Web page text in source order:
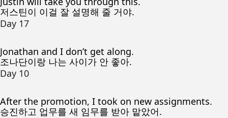
저스틴이 이걸 잘 설명해 줄 거야.
Day 17
Jonathan and I don’t get along.
조나단이랑 나는 사이가 안 좋아.
Day 10
After the promotion, I took on new assignments.
승진하고 업무를 새 임무를 받아 맡았어.